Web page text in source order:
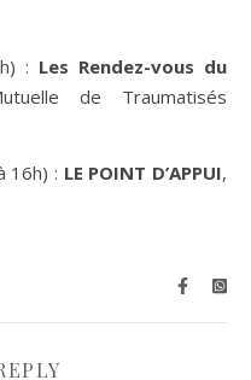
: Les Rendez-vous du
de Traumatisés
16h) : LE POINT D’APPUI,